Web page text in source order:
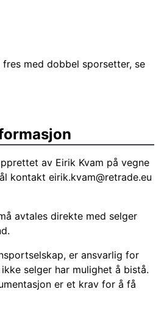
fres med dobbel sporsetter, se
av Eirik Kvam på vegne
kontakt eirik.kvam@retrade.eu
avtales direkte med selger
er ansvarlig for
selger har mulighet å bistå.
er et krav for å få